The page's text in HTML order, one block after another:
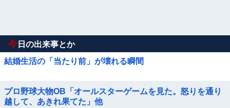
今 日の出来事とか
結婚生活の「当たり前」が壊れる瞬間
プロ野球大物OB「オールスターゲームを見た。怒りを通り
越して、あきれ果てた」他